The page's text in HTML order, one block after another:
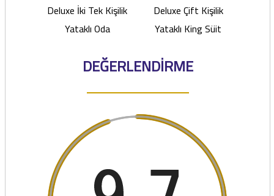
Deluxe İki Tek Kişilik
Yataklı Oda
Deluxe Çift Kişilik
Yataklı King Süit
DEĞERLENDİRME